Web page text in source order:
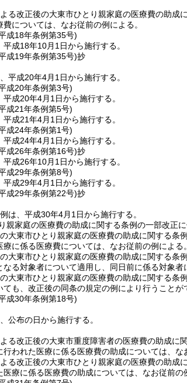
る改正後の大東市ひとり親家庭の医療費の助
については、なお従前の例による。
成18年条例第35号)
平成18年10月1日から施行する。
成19年条例第35号)抄
平成20年4月1日から施行する。
成20年条例第3号)
平成20年4月1日から施行する。
成21年条例第5号)
平成21年4月1日から施行する。
成24年条例第1号)
平成24年4月1日から施行する。
成26年条例第16号)抄
平成26年10月1日から施行する。
成29年条例第8号)
平成29年4月1日から施行する。
成29年条例第22号)抄
は、平成30年4月1日から施行する。
親家庭の医療費の助成に関する条例の一部改正
大東市ひとり親家庭の医療費の助成に関する条
療に係る医療費については、なお従前の例による。
大東市ひとり親家庭の医療費の助成に関する条
なる対象者について適用し、同日前に係る対象
大東市ひとり親家庭の医療費の助成に関する条
ても、改正後の同条の規定の例により行うことが
成30年条例第18号)
公布の日から施行する。
る改正後の大東市重度障害者の医療費の助成
行われた医療に係る医療費の助成については、な
る改正後の大東市ひとり親家庭の医療費の助
医療に係る医療費の助成については、なお従前の